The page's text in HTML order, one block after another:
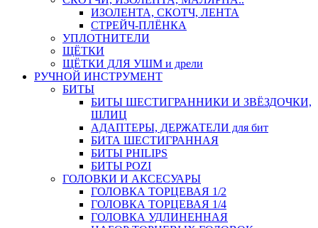
ИЗОЛЕНТА, СКОТЧ, ЛЕНТА
СТРЕЙЧ-ПЛЁНКА
УПЛОТНИТЕЛИ
ЩЁТКИ
ЩЁТКИ ДЛЯ УШМ и дрели
РУЧНОЙ ИНСТРУМЕНТ
БИТЫ
БИТЫ ШЕСТИГРАННИКИ И ЗВЁЗДОЧКИ,
ШЛИЦ
АДАПТЕРЫ, ДЕРЖАТЕЛИ для бит
БИТА ШЕСТИГРАННАЯ
БИТЫ PHILIPS
БИТЫ POZI
ГОЛОВКИ И АКСЕСУАРЫ
ГОЛОВКА ТОРЦЕВАЯ 1/2
ГОЛОВКА ТОРЦЕВАЯ 1/4
ГОЛОВКА УДЛИНЕННАЯ